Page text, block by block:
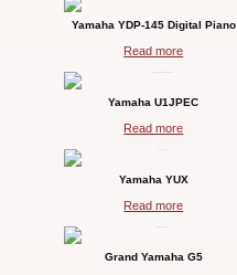
Yamaha YDP-145 Digital Piano
Read more
Yamaha U1JPEC
Read more
Yamaha YUX
Read more
Grand Yamaha G5